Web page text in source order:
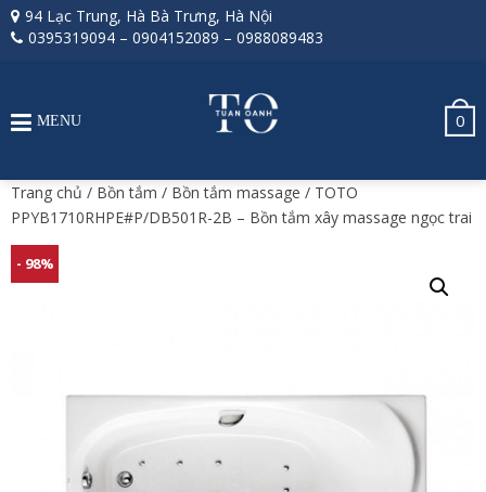
94 Lạc Trung, Hà Bà Trưng, Hà Nội
0395319094 – 0904152089 – 0988089483
0
MENU
Trang chủ / Bồn tắm / Bồn tắm massage / TOTO
PPYB1710RHPE#P/DB501R-2B – Bồn tắm xây massage ngọc trai
- 98%